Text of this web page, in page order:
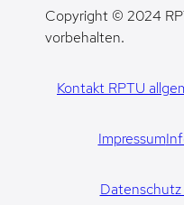
Copyright © 2024
vorbehalten.
Kontakt RPTU
Impressum
Datenschutz